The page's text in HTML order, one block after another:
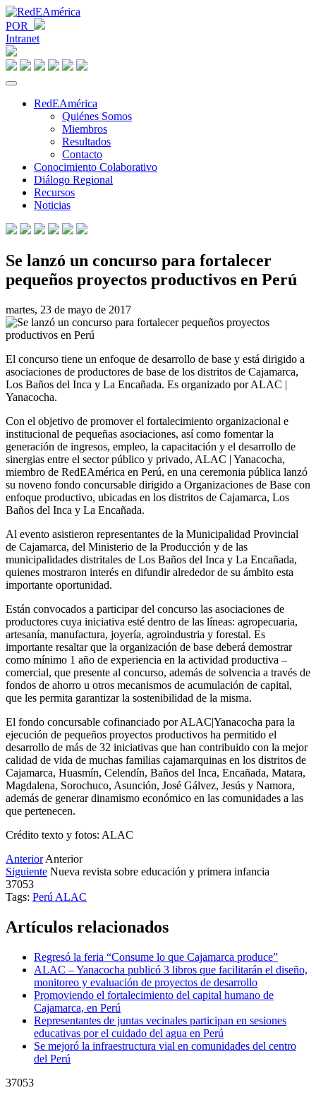
POR
Intranet
RedEAmérica
Quiénes Somos
Miembros
Resultados
Contacto
Conocimiento Colaborativo
Diálogo Regional
Recursos
Noticias
Se lanzó un concurso para fortalecer
pequeños proyectos productivos en Perú
martes, 23 de mayo de 2017
El concurso tiene un enfoque de desarrollo de base y está dirigido a
asociaciones de productores de base de los distritos de Cajamarca,
Los Baños del Inca y La Encañada. Es organizado por ALAC |
Yanacocha.
Con el objetivo de promover el fortalecimiento organizacional e
institucional de pequeñas asociaciones, así como fomentar la
generación de ingresos, empleo, la capacitación y el desarrollo de
sinergias entre el sector público y privado, ALAC | Yanacocha,
miembro de RedEAmérica en Perú, en una ceremonia pública lanzó
su noveno fondo concursable dirigido a Organizaciones de Base con
enfoque productivo, ubicadas en los distritos de Cajamarca, Los
Baños del Inca y La Encañada.
Al evento asistieron representantes de la Municipalidad Provincial
de Cajamarca, del Ministerio de la Producción y de las
municipalidades distritales de Los Baños del Inca y La Encañada,
quienes mostraron interés en difundir alrededor de su ámbito esta
importante oportunidad.
Están convocados a participar del concurso las asociaciones de
productores cuya iniciativa esté dentro de las líneas: agropecuaria,
artesanía, manufactura, joyería, agroindustria y forestal. Es
importante resaltar que la organización de base deberá demostrar
como mínimo 1 año de experiencia en la actividad productiva –
comercial, que presente al concurso, además de solvencia a través de
fondos de ahorro u otros mecanismos de acumulación de capital,
que les permita garantizar la sostenibilidad de la misma.
El fondo concursable cofinanciado por ALAC|Yanacocha para la
ejecución de pequeños proyectos productivos ha permitido el
desarrollo de más de 32 iniciativas que han contribuido con la mejor
calidad de vida de muchas familias cajamarquinas en los distritos de
Cajamarca, Huasmín, Celendín, Baños del Inca, Encañada, Matara,
Magdalena, Sorochuco, Asunción, José Gálvez, Jesús y Namora,
además de generar dinamismo económico en las comunidades a las
que pertenecen.
Crédito texto y fotos: ALAC
Anterior Anterior
Siguiente Nueva revista sobre educación y primera infancia
37053
Tags: Perú ALAC
Artículos relacionados
Regresó la feria “Consume lo que Cajamarca produce”
ALAC – Yanacocha publicó 3 libros que facilitarán el diseño,
monitoreo y evaluación de proyectos de desarrollo
Promoviendo el fortalecimiento del capital humano de
Cajamarca, en Perú
Representantes de juntas vecinales participan en sesiones
educativas por el cuidado del agua en Perú
Se mejoró la infraestructura vial en comunidades del centro
del Perú
37053